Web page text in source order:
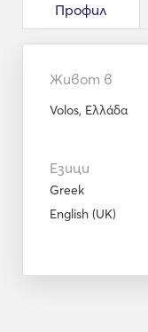
Профил
Живот в
Volos, Ελλάδα
Езици
Greek
English (UK)